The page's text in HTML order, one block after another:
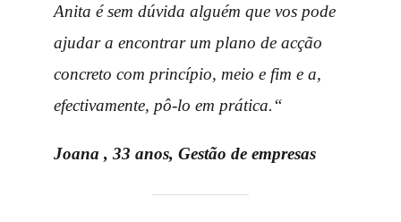
Anita é sem dúvida alguém que vos pode
ajudar a encontrar um plano de acção
concreto com princípio, meio e fim e a,
efectivamente, pô-lo em prática.“
Joana , 33 anos, Gestão de empresas